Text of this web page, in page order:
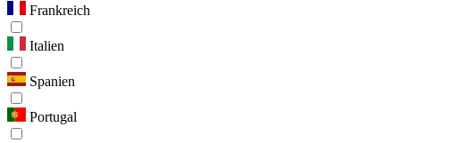
Frankreich
Italien
Spanien
Portugal